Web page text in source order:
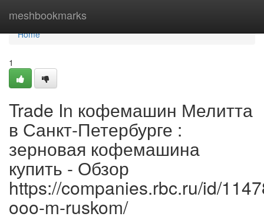
meshbookmarks
Home
Home
1
Trade In кофемашин Мелитта
в Санкт-Петербурге :
зерновая кофемашина
купить - Обзор
https://companies.rbc.ru/id/
ooo-m-ruskom/